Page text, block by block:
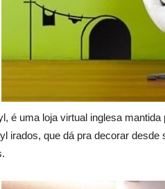
é uma loja virtual inglesa mantida
irados, que dá pra decorar